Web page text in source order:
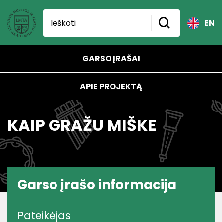
EN
GARSO ĮRAŠAI
APIE PROJEKTĄ
KAIP GRAŽU MIŠKE
Garso įrašo informacija
Pateikėjas